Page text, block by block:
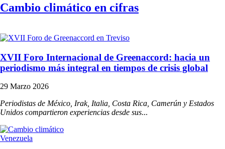
Cambio climático en cifras
XVII Foro Internacional de Greenaccord: hacia un
periodismo más integral en tiempos de crisis global
29 Marzo 2026
Periodistas de México, Irak, Italia, Costa Rica, Camerún y Estados
Unidos compartieron experiencias desde sus...
Venezuela